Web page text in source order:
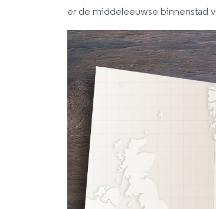
er de middeleeuwse binnenstad